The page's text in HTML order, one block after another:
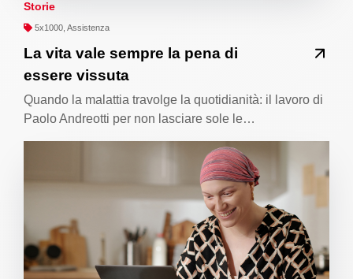
Storie
5x1000, Assistenza
La vita vale sempre la pena di
essere vissuta
Quando la malattia travolge la quotidianità: il lavoro di
Paolo Andreotti per non lasciare sole le…